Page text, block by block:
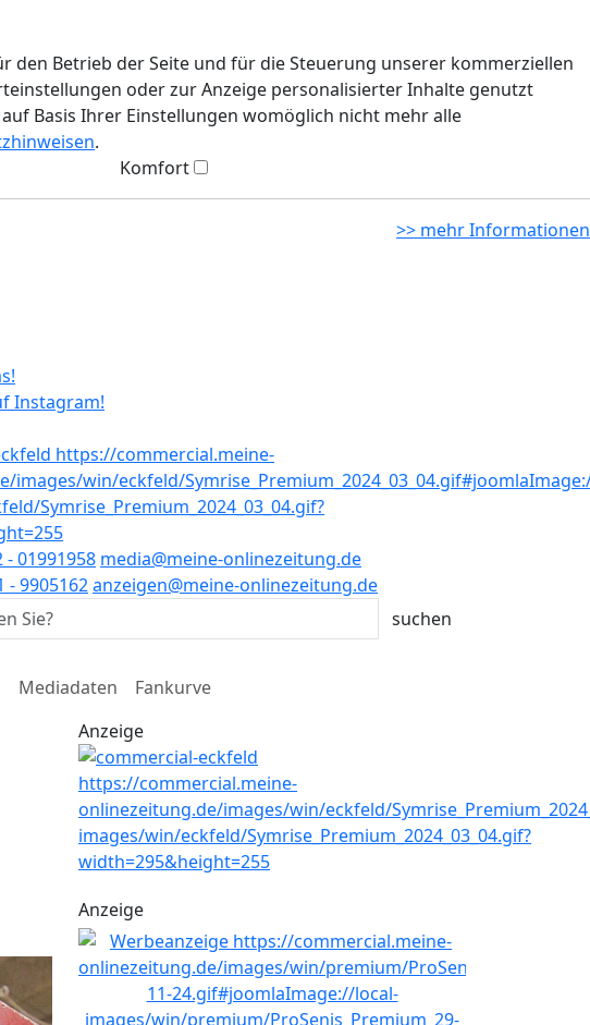
den Betrieb der Seite und für die Steuerung unserer kommerziellen
oder zur Anzeige personalisierter Inhalte genutzt
Basis Ihrer Einstellungen womöglich nicht mehr alle
.
Komfort
>> mehr Informationen
Instagram!
- 01991958 media@meine-onlinezeitung.de
- 9905162anzeigen@meine-onlinezeitung.de
Mediadaten
Fankurve
Anzeige
Anzeige